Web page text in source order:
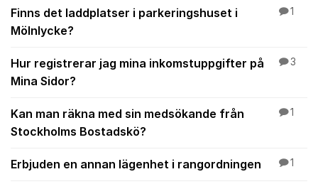
Finns det laddplatser i parkeringshuset i
Mölnlycke?
1
Hur registrerar jag mina inkomstuppgifter på
Mina Sidor?
3
Kan man räkna med sin medsökande från
Stockholms Bostadskö?
1
Erbjuden en annan lägenhet i rangordningen 1